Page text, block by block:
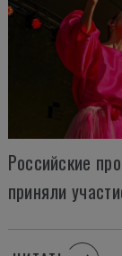
Российские